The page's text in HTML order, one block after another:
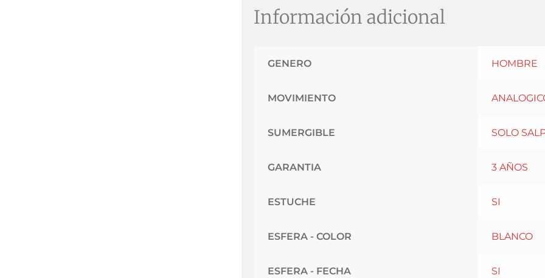
Información adicional
GENERO HOMBRE
MOVIMIENTO
SUMERGIBLE SOLO
GARANTIA 3 AÑOS
ESTUCHE SI
ESFERA - COLOR BLANCO
ESFERA - FECHA SI